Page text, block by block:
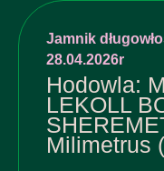
Jamnik
28.04.2026r
Hodowla:
LEKOLL
Milimetrus